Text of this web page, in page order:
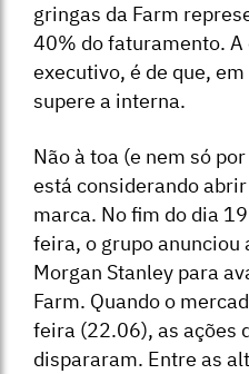
gringas da Farm
40% do faturamento.
executivo, é de que,
supere a interna.
Não à toa (e nem só
está considerando
marca. No fim do dia
feira, o grupo anunciou
Morgan Stanley para
Farm. Quando o
feira (22.06), as ações
dispararam. Entre as